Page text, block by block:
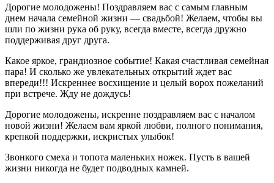
Дорогие молодожены! Поздравляем вас с самым главным
днем начала семейной жизни — свадьбой! Желаем, чтобы вы
шли по жизни рука об руку, всегда вместе, всегда дружно
поддерживая друг друга.
Какое яркое, грандиозное событие! Какая счастливая семейная
пара! И сколько же увлекательных открытий ждет вас
впереди!!! Искреннее восхищение и целый ворох пожеланий
при встрече. Жду не дождусь!
Дорогие молодожены, искренне поздравляем вас с началом
новой жизни! Желаем вам яркой любви, полного понимания,
крепкой поддержки, искристых улыбок!
Звонкого смеха и топота маленьких ножек. Пусть в вашей
жизни никогда не будет подводных камней.